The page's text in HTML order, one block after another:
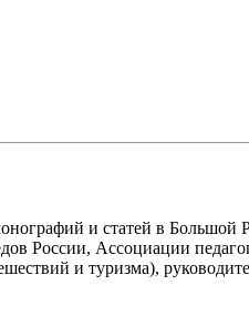
и статей в Большой
России, Ассоциации
и туризма),